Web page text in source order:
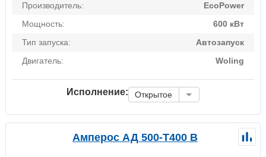
Производитель:
EcoPower
Мощность:
600 кВт
Тип запуска:
Автозапуск
Двигатель:
Woling
Исполнение: Открытое
Амперос АД 500-Т400 B